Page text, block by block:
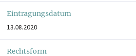
Eintragungsdatum
13.08.2020
Rechtsform